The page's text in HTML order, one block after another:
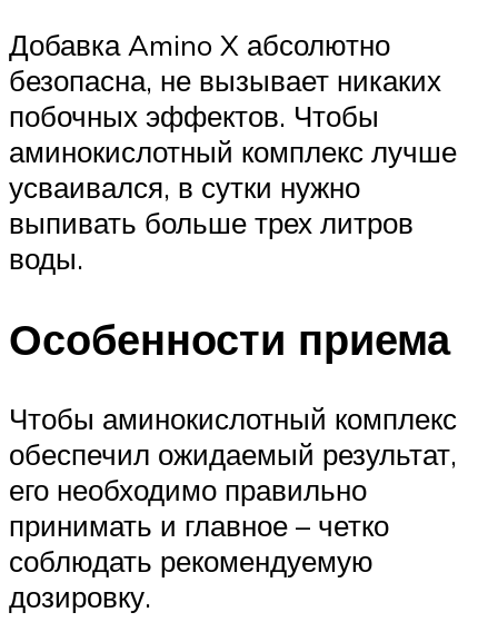
Добавка Amino X абсолютно
безопасна, не вызывает никаких
побочных эффектов. Чтобы
аминокислотный комплекс лучше
усваивался, в сутки нужно
выпивать больше трех литров
воды.
Особенности приема
Чтобы аминокислотный комплекс
обеспечил ожидаемый результат,
его необходимо правильно
принимать и главное – четко
соблюдать рекомендуемую
дозировку.